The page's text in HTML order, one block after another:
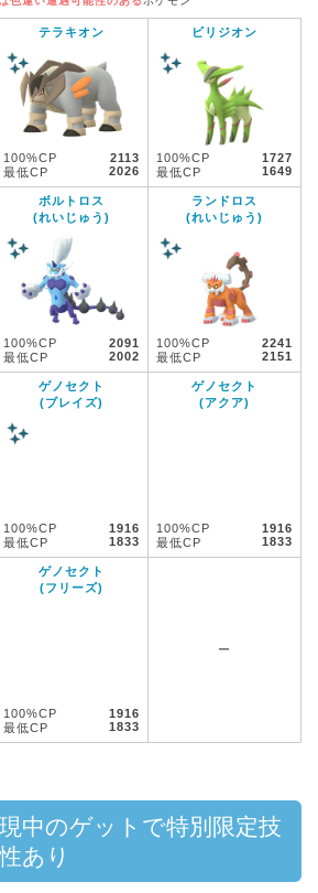
テラキオン
100%CP
2113
最低CP
2026
ビリジオン
100%CP
1727
最低CP
1649
ボルトロス
(れいじゅう)
100%CP
2091
最低CP
2002
ランドロス
(れいじゅう)
100%CP
2241
最低CP
2151
ゲノセクト
(ブレイズ)
100%CP
1916
最低CP
1833
ゲノセクト
(アクア)
100%CP
1916
最低CP
1833
ゲノセクト
(フリーズ)
100%CP
1916
最低CP
1833
ー
中のゲットで特別限定技
あり